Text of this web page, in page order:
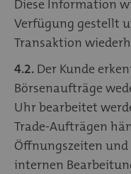
Diese Information
Verfügung gestellt
Transaktion
4.2. Der Kunde
Börsenaufträge
Uhr bearbeitet
Trade-Aufträgen
Öffnungszeiten und
internen